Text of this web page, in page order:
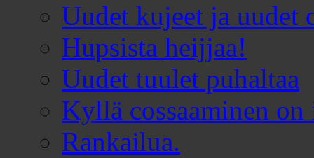
Uudet kujeet ja uudet
Hupsista heijjaa!
Uudet tuulet puhaltaa
Kyllä cossaaminen on
Rankailua.